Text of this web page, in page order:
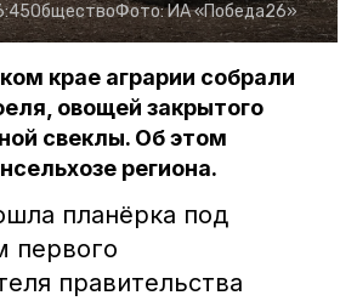
ОбществоФото:ИА «Победа26»
крае аграрии собрали
овощей закрытого
свеклы. Об этом
региона.
планёрка под
первого
правительства